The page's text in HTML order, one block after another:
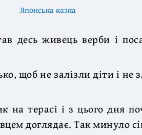
Японська казка
десь живець верби і
щоб не залізли діти і не
на терасі і з цього дня
доглядає. Так минуло